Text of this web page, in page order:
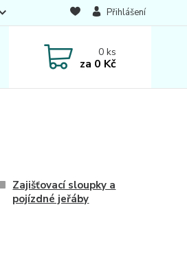
Přihlášení
0ks
za 0 Kč
Zajišťovací sloupky a
pojízdné jeřáby